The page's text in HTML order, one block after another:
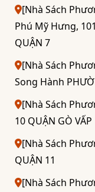
[Nhà Sách
Phú Mỹ Hưng,
QUẬN 7
[Nhà Sách
Song Hành
[Nhà Sách
10 QUẬN GÒ VẤP
[Nhà Sách
QUẬN 11
[Nhà Sách